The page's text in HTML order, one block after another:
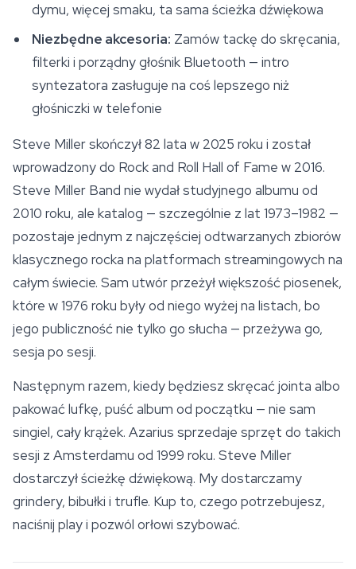
dymu, więcej smaku, ta sama ścieżka dźwiękowa
Niezbędne akcesoria: Zamów tackę do skręcania,
filterki i porządny głośnik Bluetooth — intro
syntezatora zasługuje na coś lepszego niż
głośniczki w telefonie
Steve Miller skończył 82 lata w 2025 roku i został
wprowadzony do Rock and Roll Hall of Fame w 2016.
Steve Miller Band nie wydał studyjnego albumu od
2010 roku, ale katalog — szczególnie z lat 1973–1982 —
pozostaje jednym z najczęściej odtwarzanych zbiorów
klasycznego rocka na platformach streamingowych na
całym świecie. Sam utwór przeżył większość piosenek,
które w 1976 roku były od niego wyżej na listach, bo
jego publiczność nie tylko go słucha — przeżywa go,
sesja po sesji.
Następnym razem, kiedy będziesz skręcać jointa albo
pakować lufkę, puść album od początku — nie sam
singiel, cały krążek. Azarius sprzedaje sprzęt do takich
sesji z Amsterdamu od 1999 roku. Steve Miller
dostarczył ścieżkę dźwiękową. My dostarczamy
grindery, bibułki i trufle. Kup to, czego potrzebujesz,
naciśnij play i pozwól orłowi szybować.